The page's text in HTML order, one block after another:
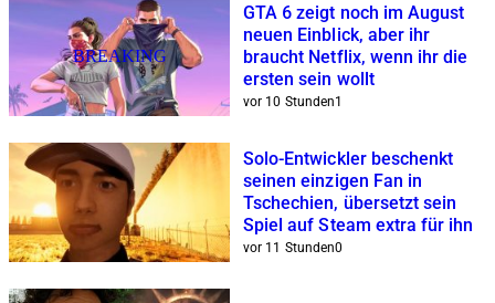
BREAKING
GTA 6 zeigt noch im August
neuen Einblick, aber ihr
braucht Netflix, wenn ihr die
ersten sein wollt
vor 10 Stunden1
Solo-Entwickler beschenkt
seinen einzigen Fan in
Tschechien, übersetzt sein
Spiel auf Steam extra für ihn
vor 11 Stunden0